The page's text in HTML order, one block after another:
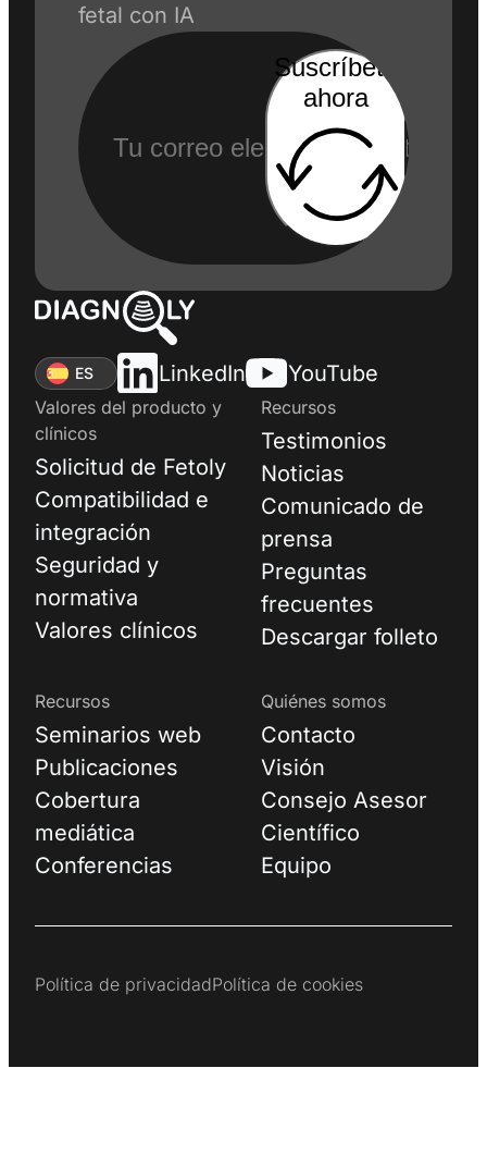
fetal con IA
Suscríbete
ahora
ES LinkedIn YouTube
Valores del producto y
clínicos
Solicitud de Fetoly
Compatibilidad e
integración
Seguridad y
normativa
Valores clínicos
Recursos
Testimonios
Noticias
Comunicado de
prensa
Preguntas
frecuentes
Descargar folleto
Recursos
Seminarios web
Publicaciones
Cobertura
mediática
Conferencias
Quiénes somos
Contacto
Visión
Consejo Asesor
Científico
Equipo
Política de privacidadPolítica de cookies